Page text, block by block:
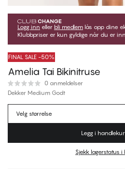
Logg inn eller bli medlem lås opp dine
Klubbpriser er kun gyldige når du er
FINAL SALE -50%
Amelia Tai Bikinitruse
0 anmeldelser
Dekker Medium Godt
kr 449,00Ordinær pris
Ingen forslag til størrelse på dette
Velg størrelse
Legg i
Sjekk lagerstatus